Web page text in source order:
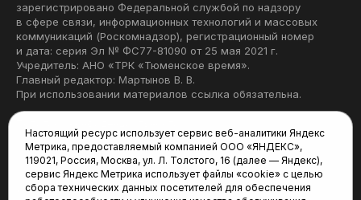
зарегистрировано Федеральной службой по надзору
в сфере связи, информационных технологий и массовых
коммуникаций (Роскомнадзор), регистрационный номер
и дата: серия Эл № ФС77-81090 от 25 мая 2021 г.
Учредитель: АНО «ТРК «Тюменское время».
Главный редактор: Мартынов В. В.
При использовании материалов ссылка обязательна.
Редакция:
625035, Тюмень, пр. Геологоразведчиков, 28А
(3452) 68-22-28
Настоящий ресурс использует сервис веб-аналитики Яндекс
Метрика, предоставляемый компанией ООО «ЯНДЕКС»,
119021, Россия, Москва, ул. Л. Толстого, 16 (далее — Яндекс),
сервис Яндекс Метрика использует файлы «cookie» с целью
сбора технических данных посетителей для обеспечения